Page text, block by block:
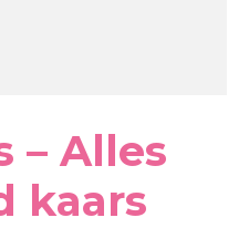
– Alles
kaars